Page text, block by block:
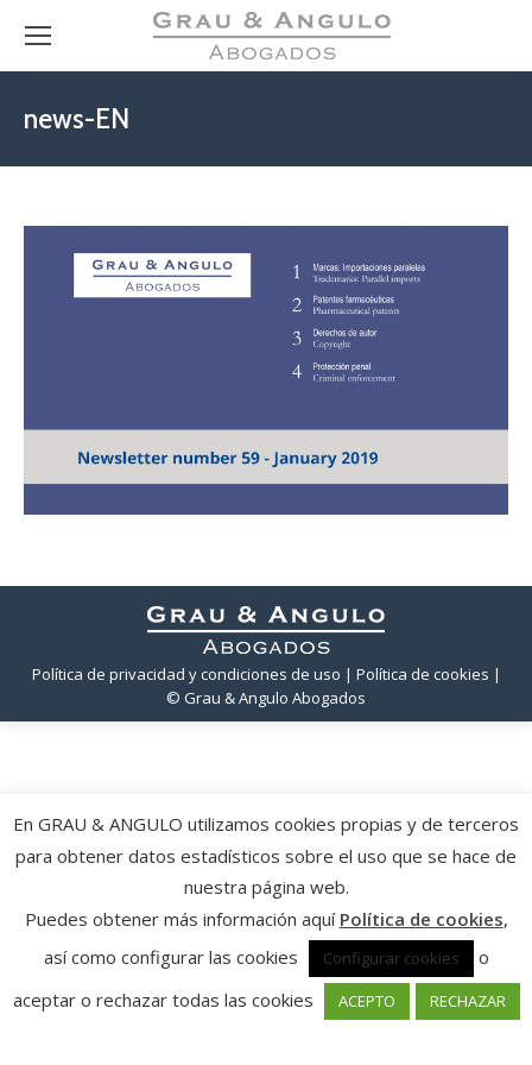
news-EN
Política de privacidad y condiciones de uso | Política de cookies |
© Grau & Angulo Abogados
En GRAU & ANGULO utilizamos cookies propias y de terceros
para obtener datos estadísticos sobre el uso que se hace de
nuestra página web.
Puedes obtener más información aquí Política de cookies,
así como configurar las cookies
Configurar cookies
o
aceptar o rechazar todas las cookies
ACEPTO RECHAZAR